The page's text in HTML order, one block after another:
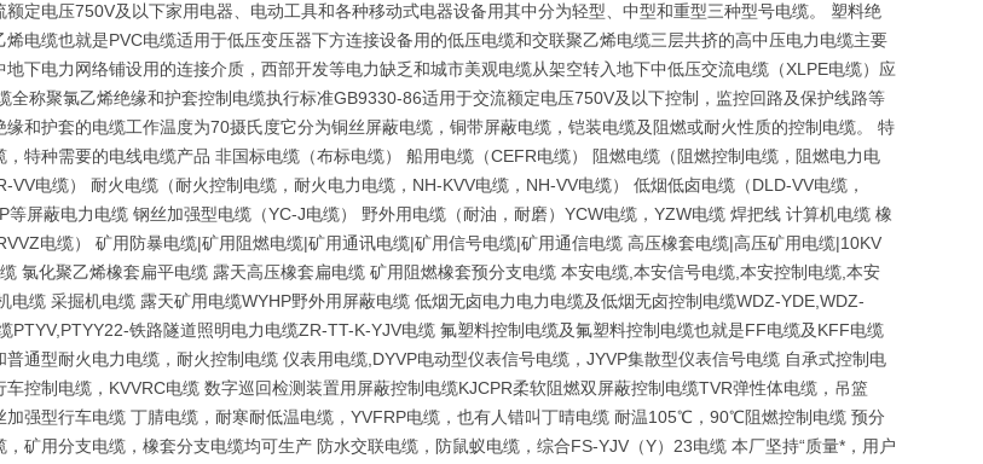
额定电压750V及以下家用电器、电动工具和各种移动式电器设备用其中分为轻型、中型和重型三种型号电缆。 塑料绝
烯电缆也就是PVC电缆适用于低压变压器下方连接设备用的低压电缆和交联聚乙烯电缆三层共挤的高中压电力电缆主要
地下电力网络铺设用的连接介质，西部开发等电力缺乏和城市美观电缆从架空转入地下中低压交流电缆（XLPE电缆）应
全称聚氯乙烯绝缘和护套控制电缆执行标准GB9330-86适用于交流额定电压750V及以下控制，监控回路及保护线路等
缘和护套的电缆工作温度为70摄氏度它分为铜丝屏蔽电缆，铜带屏蔽电缆，铠装电缆及阻燃或耐火性质的控制电缆。 特
，特种需要的电线电缆产品 非国标电缆（布标电缆） 船用电缆（CEFR电缆） 阻燃电缆（阻燃控制电缆，阻燃电力电
VV电缆） 耐火电缆（耐火控制电缆，耐火电力电缆，NH-KVV电缆，NH-VV电缆） 低烟低卤电缆（DLD-VV电缆，
等屏蔽电力电缆 钢丝加强型电缆（YC-J电缆） 野外用电缆（耐油，耐磨）YCW电缆，YZW电缆 焊把线 计算机电缆 橡
电缆） 矿用防暴电缆|矿用阻燃电缆|矿用通讯电缆|矿用信号电缆|矿用通信电缆 高压橡套电缆|高压矿用电缆|10KV
氯化聚乙烯橡套扁平电缆 露天高压橡套扁电缆 矿用阻燃橡套预分支电缆 本安电缆,本安信号电缆,本安控制电缆,本安
电缆 采掘机电缆 露天矿用电缆WYHP野外用屏蔽电缆 低烟无卤电力电力电缆及低烟无卤控制电缆WDZ-YDE,WDZ-
PTYV,PTYY22-铁路隧道照明电力电缆ZR-TT-K-YJV电缆 氟塑料控制电缆及氟塑料控制电缆也就是FF电缆及KFF电缆
普通型耐火电力电缆，耐火控制电缆 仪表用电缆,DYVP电动型仪表信号电缆，JYVP集散型仪表信号电缆 自承式控制电
控制电缆，KVVRC电缆 数字巡回检测装置用屏蔽控制电缆KJCPR柔软阻燃双屏蔽控制电缆TVR弹性体电缆，吊篮
加强型行车电缆 丁腈电缆，耐寒耐低温电缆，YVFRP电缆，也有人错叫丁晴电缆 耐温105℃，90℃阻燃控制电缆 预分
矿用分支电缆，橡套分支电缆均可生产 防水交联电缆，防鼠蚁电缆，综合FS-YJV（Y）23电缆 本厂坚持“质量*，用户